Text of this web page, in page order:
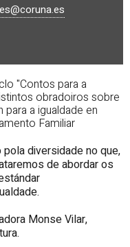
"Contos para a
obradoiros sobre
a igualdade en
Familiar
diversidade no que,
de abordar os
Monse Vilar,